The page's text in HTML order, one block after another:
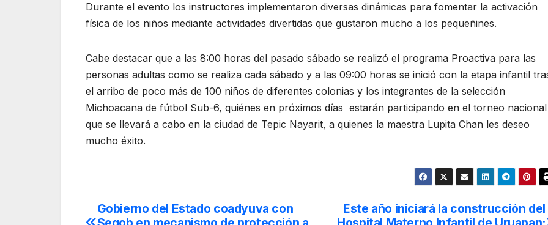
Durante el evento los instructores implementaron diversas dinámicas para fomentar la activación
física de los niños mediante actividades divertidas que gustaron mucho a los pequeñines.
Cabe destacar que a las 8:00 horas del pasado sábado se realizó el programa Proactiva para las
personas adultas como se realiza cada sábado y a las 09:00 horas se inició con la etapa infantil
el arribo de poco más de 100 niños de diferentes colonias y los integrantes de la selección
Michoacana de fútbol Sub-6, quiénes en próximos días estarán participando en el torneo nacional
que se llevará a cabo en la ciudad de Tepic Nayarit, a quienes la maestra Lupita Chan les deseo
mucho éxito.
Navegación
Este año iniciará la construcción del
Gobierno del Estado coadyuva con